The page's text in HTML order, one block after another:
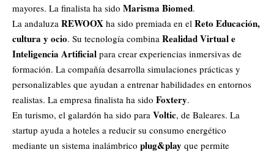
mayores. La finalista ha sido Marisma Biomed.
La andaluza REWOOX ha sido premiada en el Reto Educación,
cultura y ocio. Su tecnología combina Realidad Virtual e
Inteligencia Artificial para crear experiencias inmersivas de
formación. La compañía desarrolla simulaciones prácticas y
personalizables que ayudan a entrenar habilidades en entornos
realistas. La empresa finalista ha sido Foxtery.
En turismo, el galardón ha sido para Voltic, de Baleares. La
startup ayuda a hoteles a reducir su consumo energético
mediante un sistema inalámbrico plug&play que permite